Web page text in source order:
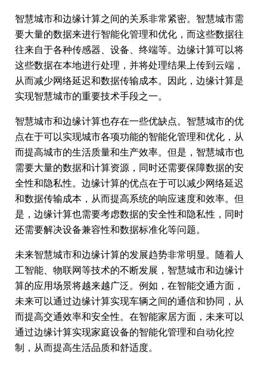
智慧城市和边缘计算之间的关系非常紧密。智慧城市需
要大量的数据来进行智能化管理和优化，而这些数据往
往来自于各种传感器、设备、终端等。边缘计算可以将
这些数据在本地进行处理，并将处理结果上传到云端，
从而减少网络延迟和数据传输成本。因此，边缘计算是
实现智慧城市的重要技术手段之一。
智慧城市和边缘计算也存在一些优缺点。智慧城市的优
点在于可以实现城市各项功能的智能化管理和优化，从
而提高城市的生活质量和生产效率。但是，智慧城市也
需要大量的数据和计算资源，同时还需要保障数据的安
全性和隐私性。边缘计算的优点在于可以减少网络延迟
和数据传输成本，从而提高系统的响应速度和效率。但
是，边缘计算也需要考虑数据的安全性和隐私性，同时
还需要解决设备兼容性和数据标准化等问题。
未来智慧城市和边缘计算的发展趋势非常明显。随着人
工智能、物联网等技术的不断发展，智慧城市和边缘计
算的应用场景将越来越广泛。例如，在智能交通方面，
未来可以通过边缘计算实现车辆之间的通信和协同，从
而提高交通效率和安全性。在智能家居方面，未来可以
通过边缘计算实现家庭设备的智能化管理和自动化控
制，从而提高生活品质和舒适度。